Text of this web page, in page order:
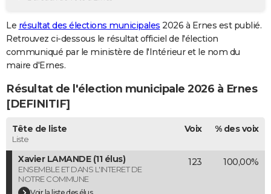
GUIDES D'ACHAT
BONS PLANS
CARTE DE VOEUX
Carte de Noël
Carte Bonne année
Carte Saint-Valentin
Carte Pâques
Carte d'anniversaire
DICTIONNAIRE
Dictionnaire
Biographies
Citations
Expressions
Proverbes
PROGRAMME TV
COPAINS D'AVANT
S'inscrire
Se connecter
Lycées
Collèges
Primaires
Universités
Entreprises
Service militaire
Avis de recherche
AVIS DE DÉCÈS
Le résultat des élections municipales 2026 à Ernes est publié.
Retrouvez ci-dessous le résultat officiel de l'élection
communiqué par le ministère de l'Intérieur et le nom du
maire d'Ernes.
Résultat de l'élection municipale 2026 à Ernes
[DEFINITIF]
Tête de liste
Liste
Voix % des voix
Xavier LAMANDE (11 élus)
ENSEMBLE ET DANS L'INTERET DE
NOTRE COMMUNE
123 100,00%